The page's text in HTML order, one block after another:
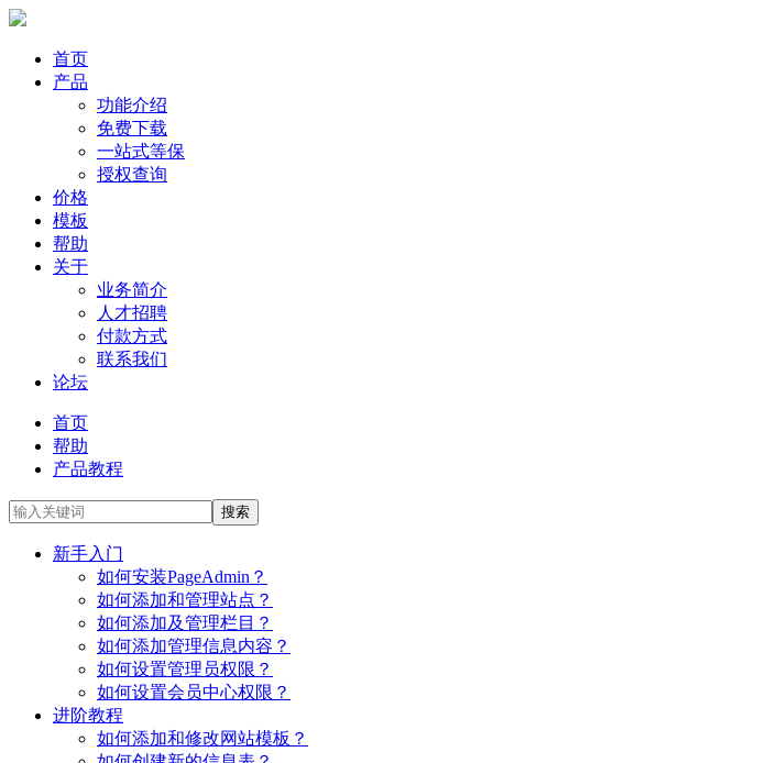
首页
产品
功能介绍
免费下载
一站式等保
授权查询
价格
模板
帮助
关于
业务简介
人才招聘
付款方式
联系我们
论坛
首页
帮助
产品教程
新手入门
如何安装PageAdmin？
如何添加和管理站点？
如何添加及管理栏目？
如何添加管理信息内容？
如何设置管理员权限？
如何设置会员中心权限？
进阶教程
如何添加和修改网站模板？